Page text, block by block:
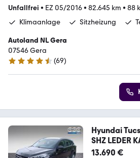
Unfallfrei • EZ 05/2016• 82.645 km • 88
Klimaanlage
Sitzheizung
Autoland NL Gera
07546 Gera
4.6 Sterne
(69)
Hyundai
SHZ LEDER
13.690 €